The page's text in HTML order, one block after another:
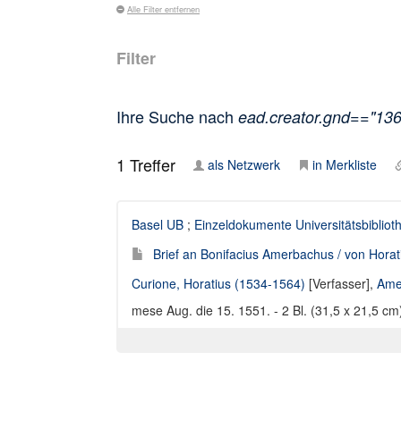
Alle Filter entfernen
Filter
Ihre Suche nach
1 Treffer als Netzwerk in Merkliste
Basel UB ; Einzeldokumente
Brief an Bonifacius Amerbachus / von
Curione, Horatius (1534-1564) [Verfasser],
mese Aug. die 15. 1551. - 2 Bl. (31,5 x 21,5